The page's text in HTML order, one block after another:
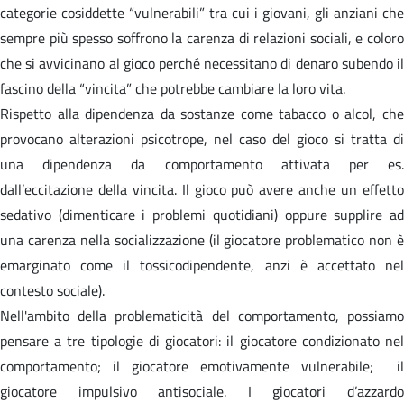
categorie cosiddette “vulnerabili” tra cui i giovani, gli anziani che
sempre più spesso soffrono la carenza di relazioni sociali, e coloro
che si avvicinano al gioco perché necessitano di denaro subendo il
fascino della “vincita” che potrebbe cambiare la loro vita.
Rispetto alla dipendenza da sostanze come tabacco o alcol, che
provocano alterazioni psicotrope, nel caso del gioco si tratta di
una dipendenza da comportamento attivata per es.
dall’eccitazione della vincita. Il gioco può avere anche un effetto
sedativo (dimenticare i problemi quotidiani) oppure supplire ad
una carenza nella socializzazione (il giocatore problematico non è
emarginato come il tossicodipendente, anzi è accettato nel
contesto sociale).
Nell'ambito della problematicità del comportamento, possiamo
pensare a tre tipologie di giocatori: il giocatore condizionato nel
comportamento; il giocatore emotivamente vulnerabile; il
giocatore impulsivo antisociale. I giocatori d’azzardo